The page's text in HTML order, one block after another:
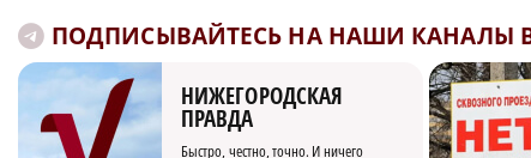
ПОДПИСЫВАЙТЕСЬ НА НАШИ КАНАЛЫ В
НИЖЕГОРОДСКАЯ
ПРАВДА
Быстро, честно, точно. И ничего